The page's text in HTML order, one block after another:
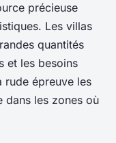
précieuse
Les villas
quantités
et les besoins
rude épreuve les
dans les zones où